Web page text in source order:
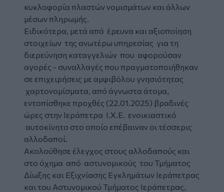
κυκλοφορία πλαστών νομισμάτων και άλλων
μέσων πληρωμής.
Ειδικότερα, μετά από έρευνα και αξιοποίηση
στοιχείων της ανωτέρω υπηρεσίας για τη
διερεύνηση καταγγελιών που αφορούσαν
αγορές - συναλλαγές που πραγματοποιήθηκαν
σε επιχειρήσεις με αμφιβόλου γνησιότητας
χαρτονομίσματα, από άγνωστα άτομα,
εντοπίσθηκε προχθές (22.01.2025) βραδινές
ώρες στην Ιεράπετρα Ι.Χ.Ε. ενοικιαστικό
αυτοκίνητο στο οποίο επέβαιναν οι τέσσερις
αλλοδαποί.
Ακολούθησε έλεγχος στους αλλοδαπούς και
στο όχημα από αστυνομικούς του Τμήματος
Δίωξης και Εξιχνίασης Εγκλημάτων Ιεράπετρας
και του Αστυνομικού Τμήματος Ιεράπετρας,